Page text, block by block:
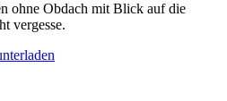
ohne Obdach mit Blick auf die
vergesse.